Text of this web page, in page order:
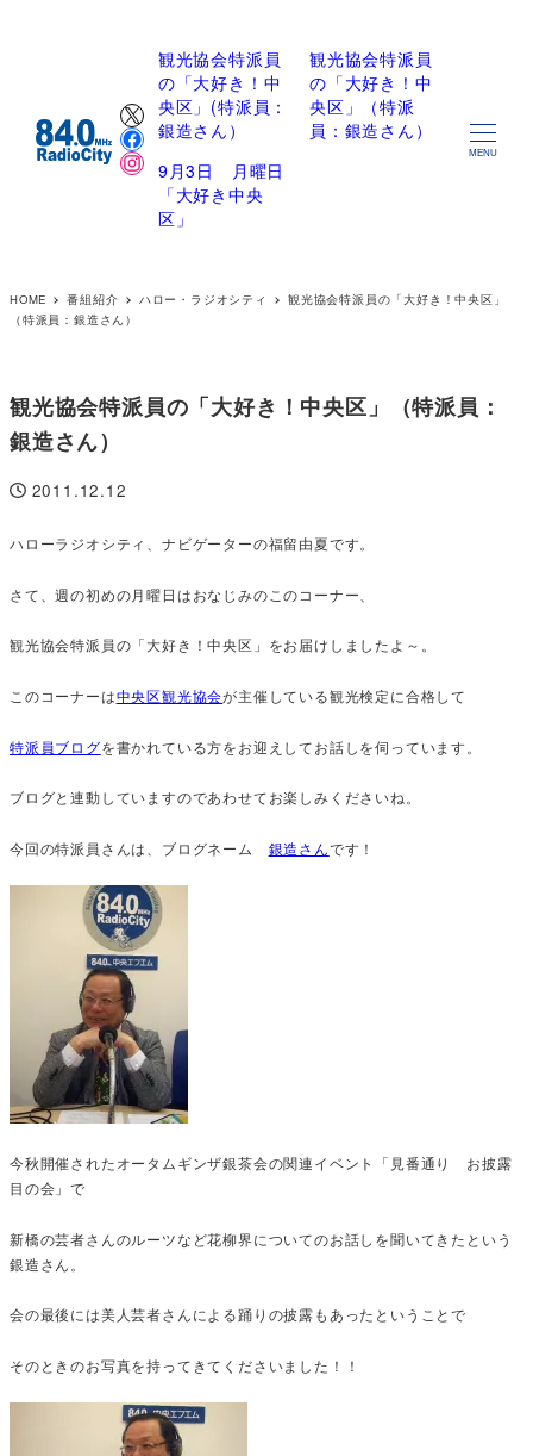
X
Facebook
Instagram
観光協会特派員
の「大好き！中
央区」(特派員：
銀造さん）
観光協会特派員
の「大好き！中
央区」（特派
員：銀造さん）
9月3日 月曜日
「大好き中央
区」
MENU
HOME 番組紹介 ハロー・ラジオシティ
観光協会特派員の「大好き！中央区」
（特派員：銀造さん）
観光協会特派員の「大好き！中央区」（特派員：
銀造さん）
投稿日
2011.12.12
ハローラジオシティ、ナビゲーターの福留由夏です。
さて、週の初めの月曜日はおなじみのこのコーナー、
観光協会特派員の「大好き！中央区」をお届けしましたよ～。
このコーナーは中央区観光協会が主催している観光検定に合格して
特派員ブログを書かれている方をお迎えしてお話しを伺っています。
ブログと連動していますのであわせてお楽しみくださいね。
今回の特派員さんは、ブログネーム 銀造さんです！
今秋開催されたオータムギンザ銀茶会の関連イベント「見番通り お披露
目の会」で
新橋の芸者さんのルーツなど花柳界についてのお話しを聞いてきたという
銀造さん。
会の最後には美人芸者さんによる踊りの披露もあったということで
そのときのお写真を持ってきてくださいました！！